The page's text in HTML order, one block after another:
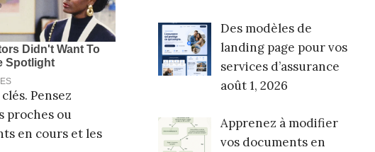
Pensez
proches ou
en cours et les
Des modèles de
landing page pour vos
services d’assurance
août 1, 2026
Apprenez à modifier
vos documents en